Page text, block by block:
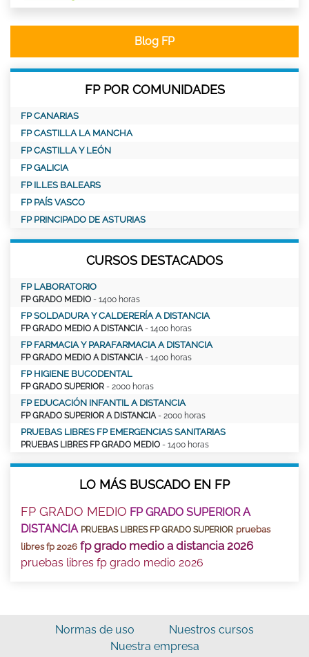
Blog FP
FP POR COMUNIDADES
FP CANARIAS
FP CASTILLA LA MANCHA
FP CASTILLA Y LEÓN
FP GALICIA
FP ILLES BALEARS
FP PAÍS VASCO
FP PRINCIPADO DE ASTURIAS
CURSOS DESTACADOS
FP LABORATORIO
FP GRADO MEDIO - 1400 horas
FP SOLDADURA Y CALDERERÍA A DISTANCIA
FP GRADO MEDIO A DISTANCIA - 1400 horas
FP FARMACIA Y PARAFARMACIA A DISTANCIA
FP GRADO MEDIO A DISTANCIA - 1400 horas
FP HIGIENE BUCODENTAL
FP GRADO SUPERIOR - 2000 horas
FP EDUCACIÓN INFANTIL A DISTANCIA
FP GRADO SUPERIOR A DISTANCIA - 2000 horas
PRUEBAS LIBRES FP EMERGENCIAS SANITARIAS
PRUEBAS LIBRES FP GRADO MEDIO - 1400 horas
LO MÁS BUSCADO EN FP
FP GRADO MEDIO FP GRADO SUPERIOR A
DISTANCIA PRUEBAS LIBRES FP GRADO SUPERIOR pruebas
libres fp 2026 fp grado medio a distancia 2026
pruebas libres fp grado medio 2026
Normas de uso
Nuestros cursos
Nuestra empresa